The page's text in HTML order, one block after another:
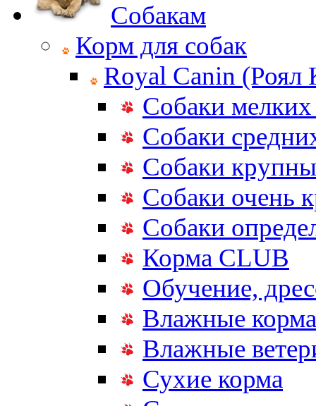
Собакам
Корм для собак
Royal Canin (Роял
Собаки мелких
Собаки
Собаки
Собаки очень
Собаки
Корма CLUB
Обучение,
Влажные корма
Влажные
Сухие корма